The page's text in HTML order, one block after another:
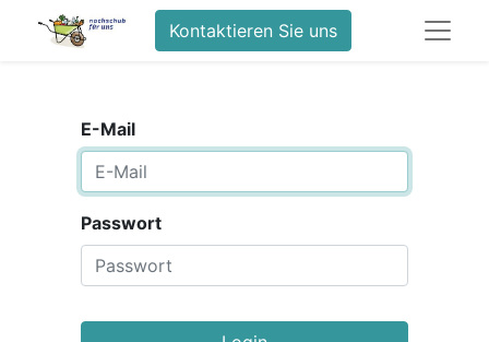
Kontaktieren Sie uns
E-Mail
Passwort